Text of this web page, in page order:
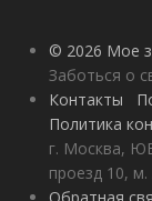
© 2026 Мое
Заботься о
Контакты
Политика
г. Москва,
проезд 10,